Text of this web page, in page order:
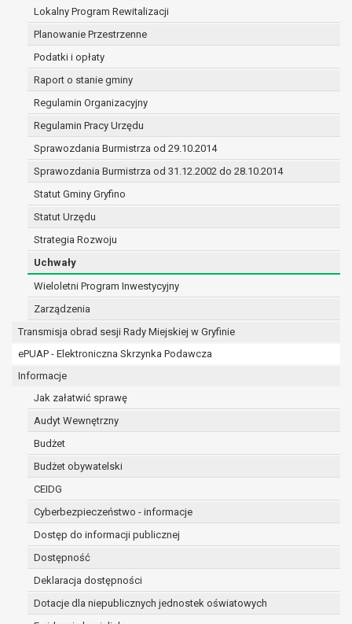
Lokalny Program Rewitalizacji
Planowanie Przestrzenne
Podatki i opłaty
Raport o stanie gminy
Regulamin Organizacyjny
Regulamin Pracy Urzędu
Sprawozdania Burmistrza od 29.10.2014
Sprawozdania Burmistrza od 31.12.2002 do 28.10.2014
Statut Gminy Gryfino
Statut Urzędu
Strategia Rozwoju
Uchwały
Wieloletni Program Inwestycyjny
Zarządzenia
Transmisja obrad sesji Rady Miejskiej w Gryfinie
ePUAP - Elektroniczna Skrzynka Podawcza
Informacje
Jak załatwić sprawę
Audyt Wewnętrzny
Budżet
Budżet obywatelski
CEIDG
Cyberbezpieczeństwo - informacje
Dostęp do informacji publicznej
Dostępność
Deklaracja dostępności
Dotacje dla niepublicznych jednostek oświatowych
(merytorycznych), a także obowiązków i
zadań zleconych przez instytucje
nadrzędne wobec Gminy;
zawarcia i realizacji umów;
ochrony żywotnych interesów osoby, której
wykonania zadania realizowanego w
interesie publicznym lub w ramach
sprawowania władzy publicznej
powierzonej administratorowi;
w pozostałych przypadkach dane osobowe
przetwarzane są wyłącznie na podstawie
wcześniej udzielonej zgody w zakresie i celu
określonym w treści zgody.
W związku z przetwarzaniem danych w celu
wskazanym w pkt. 3, dane osobowe mogą być
udostępniane innym upoważnionym odbiorcom lub
kategoriom odbiorców danych osobowych.
Odbiorcami mogą być:
podmioty, które przetwarzają dane
osobowe w imieniu administratora na
osobowych;
podmioty upoważnione do odbioru danych
przepisów prawa.
Pani/Pana dane osobowe będą przetwarzane
przez okres niezbędny do realizacji celu dla jakiego
zostały zebrane oraz zgodnie z terminami
archiwizacji określonymi przez przepisy prawa
powszechnie obowiązującego.
W przypadku, gdy dane osobowe przetwarzane są
na podstawie zgody osoby, której dane dotyczą
przetwarzanie odbywa się do czasu wycofania tej
zgody.